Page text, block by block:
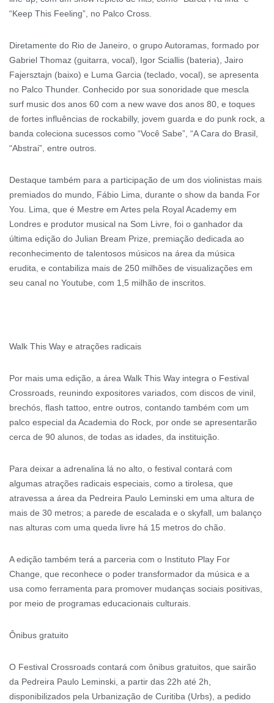
“Keep This Feeling”, no Palco Cross.
Diretamente do Rio de Janeiro, o grupo Autoramas, formado por
Gabriel Thomaz (guitarra, vocal), Igor Sciallis (bateria), Jairo
Fajersztajn (baixo) e Luma Garcia (teclado, vocal), se apresenta
no Palco Thunder. Conhecido por sua sonoridade que mescla
surf music dos anos 60 com a new wave dos anos 80, e toques
de fortes influências de rockabilly, jovem guarda e do punk rock, a
banda coleciona sucessos como “Você Sabe”, “A Cara do Brasil,
“Abstrai”, entre outros.
Destaque também para a participação de um dos violinistas mais
premiados do mundo, Fábio Lima, durante o show da banda For
You. Lima, que é Mestre em Artes pela Royal Academy em
Londres e produtor musical na Som Livre, foi o ganhador da
última edição do Julian Bream Prize, premiação dedicada ao
reconhecimento de talentosos músicos na área da música
erudita, e contabiliza mais de 250 milhões de visualizações em
seu canal no Youtube, com 1,5 milhão de inscritos.
Walk This Way e atrações radicais
Por mais uma edição, a área Walk This Way integra o Festival
Crossroads, reunindo expositores variados, com discos de vinil,
brechós, flash tattoo, entre outros, contando também com um
palco especial da Academia do Rock, por onde se apresentarão
cerca de 90 alunos, de todas as idades, da instituição.
Para deixar a adrenalina lá no alto, o festival contará com
algumas atrações radicais especiais, como a tirolesa, que
atravessa a área da Pedreira Paulo Leminski em uma altura de
mais de 30 metros; a parede de escalada e o skyfall, um balanço
nas alturas com uma queda livre há 15 metros do chão.
A edição também terá a parceria com o Instituto Play For
Change, que reconhece o poder transformador da música e a
usa como ferramenta para promover mudanças sociais positivas,
por meio de programas educacionais culturais.
Ônibus gratuito
O Festival Crossroads contará com ônibus gratuitos, que sairão
da Pedreira Paulo Leminski, a partir das 22h até 2h,
disponibilizados pela Urbanização de Curitiba (Urbs), a pedido